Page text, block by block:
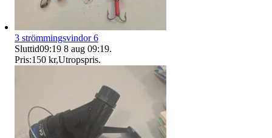
3 strömmingsvindor 6
Sluttid09:19 8 aug 09:19.
Pris:150 kr,Utropspris.